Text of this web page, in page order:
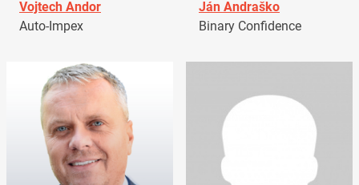
Vojtech Andor
Auto-Impex
Ján Andraško
Binary Confidence